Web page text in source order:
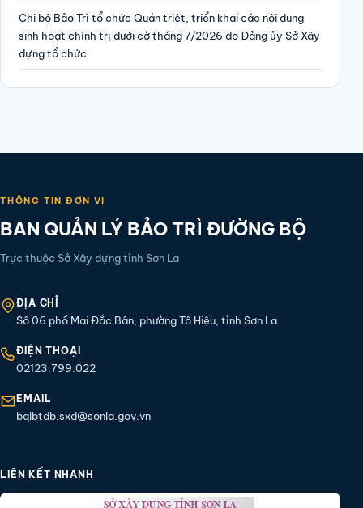
Chi bộ Bảo Trì tổ chức Quán triệt, triển khai các nội dung
sinh hoạt chính trị dưới cờ tháng 7/2026 do Đảng ủy Sở Xây
dựng tổ chức
THÔNG TIN ĐƠN VỊ
BAN QUẢN LÝ BẢO TRÌ ĐƯỜNG BỘ
Trực thuộc Sở Xây dựng tỉnh Sơn La
ĐỊA CHỈ
Số 06 phố Mai Đắc Bân, phường Tô Hiệu, tỉnh Sơn La
ĐIỆN THOẠI
02123.799.022
EMAIL
bqlbtdb.sxd@sonla.gov.vn
LIÊN KẾT NHANH